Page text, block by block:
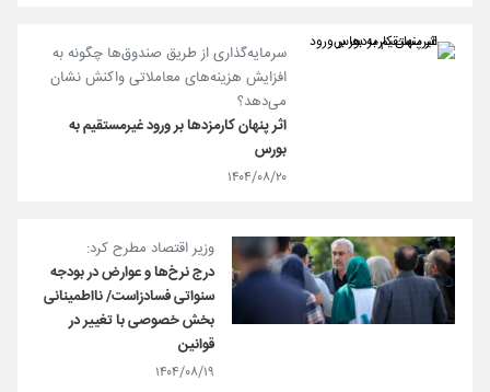
سرمایه‌گذاری از طریق صندوق‌ها چگونه به
افزایش هزینه‌های معاملاتی واکنش نشان
می‌دهد؟
اثر پنهان کارمزدها بر ورود غیرمستقیم به
بورس
۱۴۰۴/۰۸/۲۰
وزیر اقتصاد مطرح کرد:
درج نرخ‌ها و عوارض در بودجه
سنواتی فسادزاست/ نااطمینانی
بخش خصوصی با تغییر در
قوانین
۱۴۰۴/۰۸/۱۹